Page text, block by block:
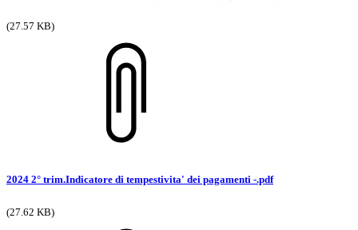
(27.57 KB)
2024 2° trim.Indicatore di tempestivita' dei pagamenti -.pdf
(27.62 KB)